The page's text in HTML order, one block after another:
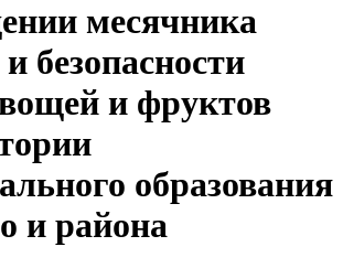
месячника
безопасности
и фруктов
образования
и района